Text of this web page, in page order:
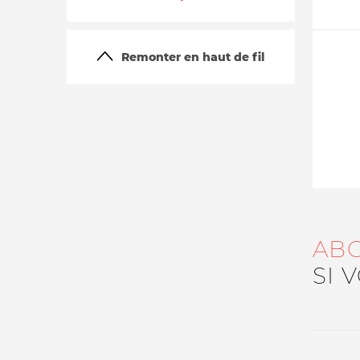
Remonter en haut de fil
SI